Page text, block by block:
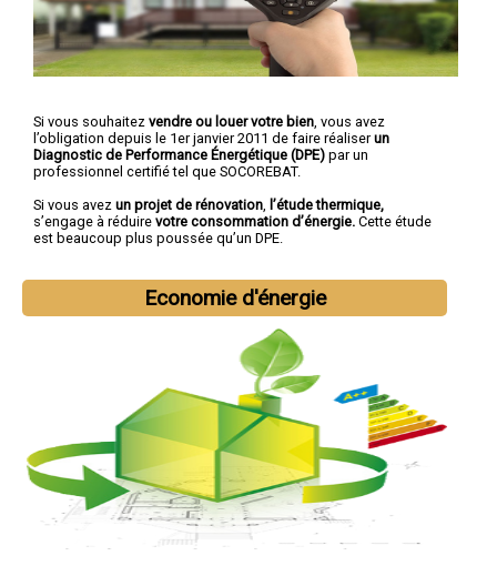
Si vous souhaitez vendre ou louer votre bien , vous avez
l’obligation depuis le 1er janvier 2011 de faire réaliserun
Diagnostic de Performance Énergétique (DPE) par un
professionnel certifié tel que SOCOREBAT.
Si vous avez un projet de rénovation l’étude thermique,
s’engage à réduire votre consommation d’énergie. Cette étude
est beaucoup plus poussée qu’un DPE.
Economie d'énergie